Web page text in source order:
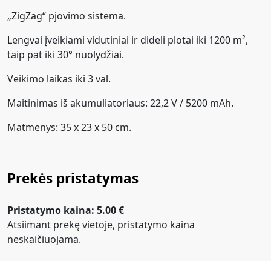
„ZigZag“ pjovimo sistema.
Lengvai įveikiami vidutiniai ir dideli plotai iki 1200 m²,
taip pat iki 30° nuolydžiai.
Veikimo laikas iki 3 val.
Maitinimas iš akumuliatoriaus: 22,2 V / 5200 mAh.
Matmenys: 35 x 23 x 50 cm.
Prekės pristatymas
Pristatymo kaina: 5.00 €
Atsiimant prekę vietoje, pristatymo kaina
neskaičiuojama.